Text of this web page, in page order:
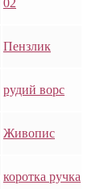
02
Пензлик
рудий ворс
Живопис
коротка ручка